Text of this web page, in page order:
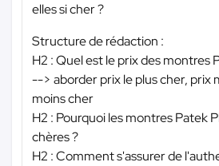
elles si cher ?
Structure de rédaction :
H2 : Quel est le prix des montres
--> aborder prix le plus cher, prix
moins cher
H2 : Pourquoi les montres Patek
chères ?
H2 : Comment s'assurer de